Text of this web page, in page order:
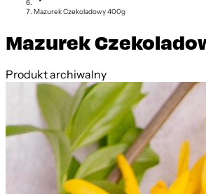
Mazurek Czekoladowy 400g
Mazurek
Produkt archiwalny